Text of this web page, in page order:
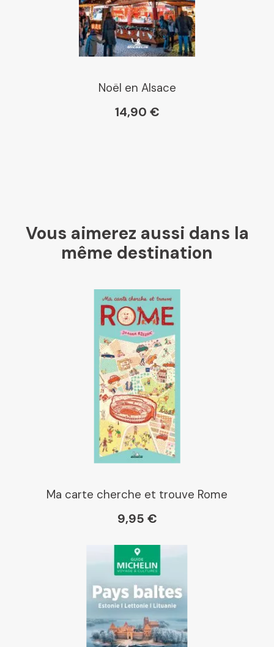
Noël en Alsace
14,90 €
Vous aimerez aussi dans la
même destination
Ma carte cherche et trouve Rome
9,95 €